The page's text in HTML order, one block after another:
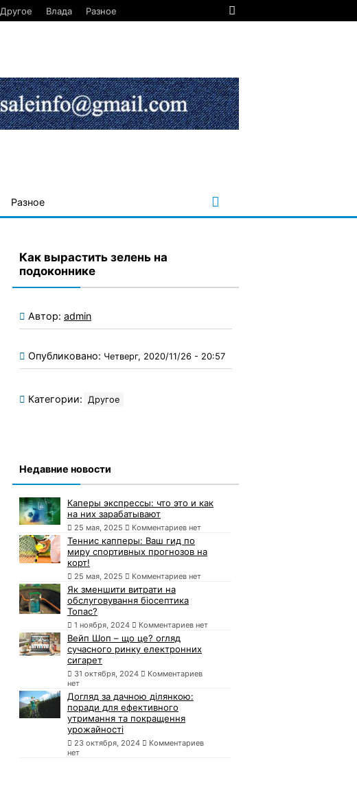
Другое Влада Разное
Разное
Как вырастить зелень на
подоконнике
Автор: admin
Опубликовано: Четверг, 2020/11/26 - 20:57
Категории: Другое
Недавние новости
Каперы экспрессы: что это и как
на них зарабатывают
25 мая, 2025 Комментариев нет
Теннис капперы: Ваш гид по
миру спортивных прогнозов на
корт!
25 мая, 2025 Комментариев нет
Як зменшити витрати на
обслуговування біосептика
Топас?
1 ноября, 2024 Комментариев нет
Вейп Шоп – що це? огляд
сучасного ринку електронних
сигарет
31 октября, 2024
Комментариев
нет
Догляд за дачною ділянкою:
поради для ефективного
утримання та покращення
урожайності
23 октября, 2024
Комментариев
нет